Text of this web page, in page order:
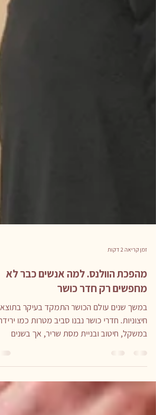
זמן קריאה 2 דקות
מהפכת הוולנס. למה אנשים כבר לא
מחפשים רק חדר כושר
במשך שנים עולם הכושר התמקד בעיקר
במשקל, חיטוב ובניית מסת שריר, אך בשנים
האחרונות מתחיל להתרחש שינוי עמוק באופן
אנשים מגדירים בריאות. יותר ויותר אנשים כבר
מחפשים רק מקום להתאמן בו, אלא סביבה